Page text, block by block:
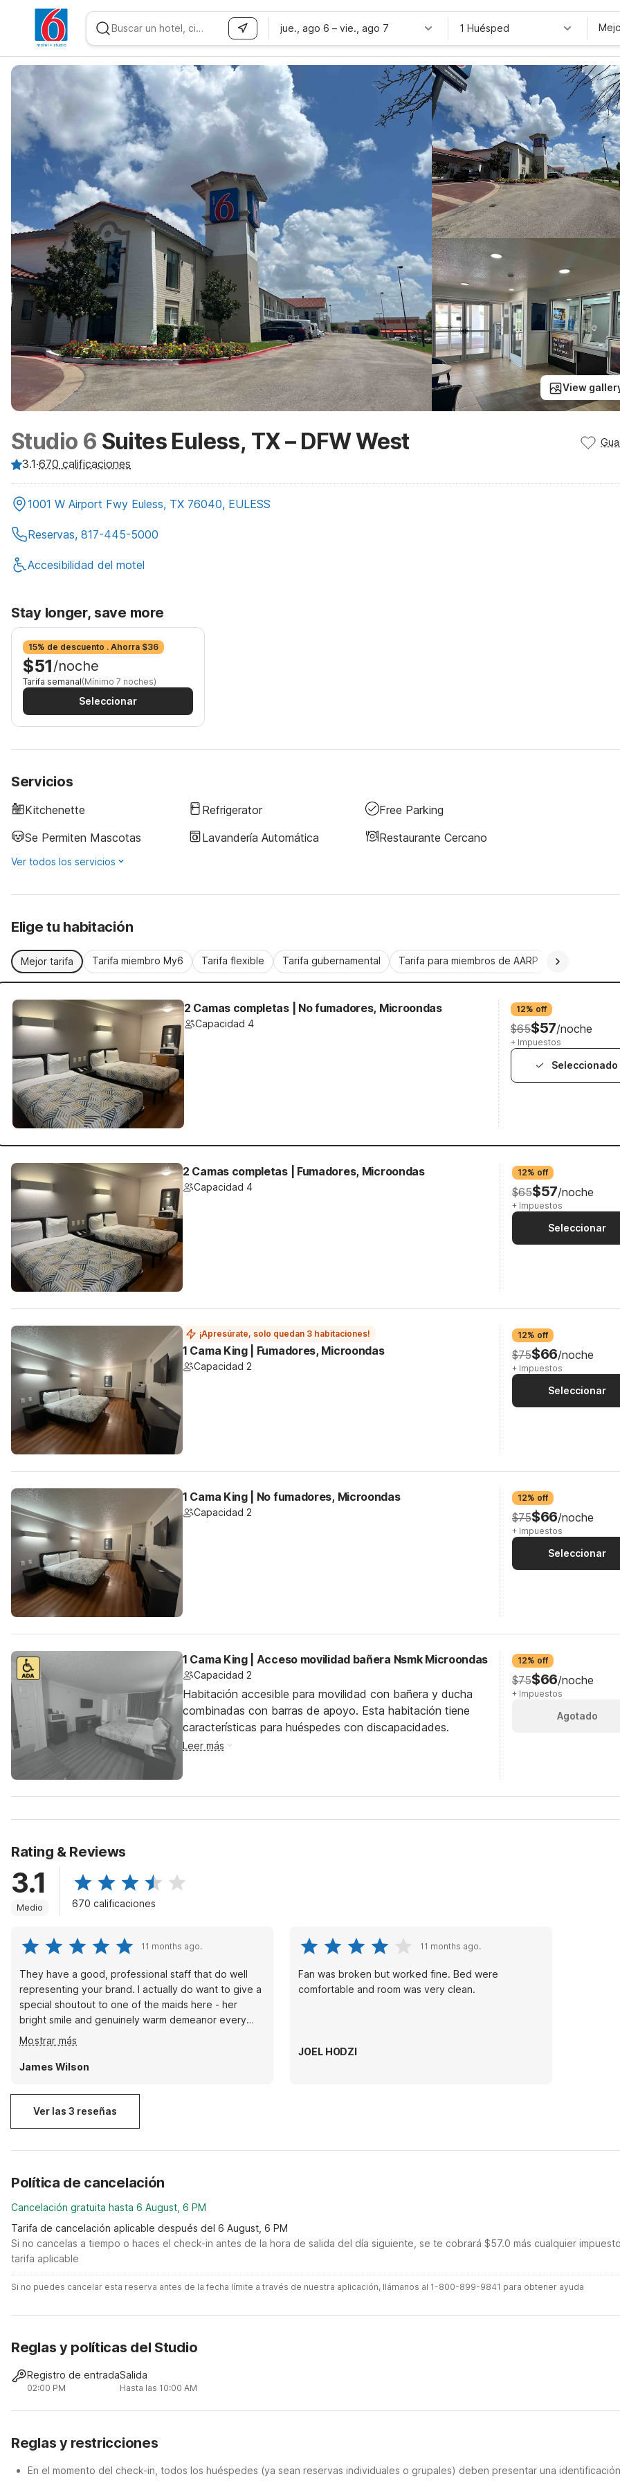
WIZARD MEMBER
jue., ago 6 – vie., ago 7 1 Huésped
View
Studio 6 Suites Euless, TX – DFW West
3.1·670 calificaciones
1001 W Airport Fwy Euless, TX 76040, EULESS
Reservas, 817-445-5000
Accesibilidad del motel
Stay longer, save more
15% de descuento . Ahorra $36
$51/noche
Tarifa semanal(Mínimo 7 noches)
Seleccionar
Servicios
Kitchenette Refrigerator
Free Parking
Se Permiten Mascotas
Lavandería Automática Restaurante Cercano
Ver todos los servicios
Elige tu habitación
Mejor tarifa Tarifa miembro My6 Tarifa flexible Tarifa gubernamental Tarifa para miembros de AARP
2 Camas completas | No fumadores, Microondas
Capacidad 4
12% off
$65$57/noche
+ Impuestos
Seleccionado
2 Camas completas | Fumadores, Microondas
Capacidad 4
12% off
$65$57/noche
+ Impuestos
Seleccionar
¡Apresúrate, solo quedan 3 habitaciones!
1 Cama King | Fumadores, Microondas
Capacidad 2
12% off
$75$66/noche
+ Impuestos
Seleccionar
1 Cama King | No fumadores, Microondas
Capacidad 2
12% off
$75$66/noche
+ Impuestos
Seleccionar
1 Cama King | Acceso movilidad bañera Nsmk Microondas
Capacidad 2
Habitación accesible para movilidad con bañera y ducha
combinadas con barras de apoyo. Esta habitación tiene
características para huéspedes con discapacidades.
Leer más
12% off
$75$66/noche
+ Impuestos
Agotado
Rating & Reviews
3.1
Medio 670 calificaciones
11 months ago.
They have a good, professional staff that do well
representing your brand. I actually do want to give a
special shoutout to one of the maids here - her
bright smile and genuinely warm demeanor every
single day was sincerely a treat.
Mostrar más
James Wilson
11 months ago.
Fan was broken but worked fine. Bed were
comfortable and room was very clean.
JOEL HODZI
Ver las 3 reseñas
Política de cancelación
Cancelación gratuita hasta 6 August, 6 PM
Tarifa de cancelación aplicable después del 6 August, 6 PM
Si no cancelas a tiempo o haces el check-in antes de la hora de salida del día siguiente, se te cobrará $57.0 más cualquier
tarifa aplicable
Si no puedes cancelar esta reserva antes de la fecha límite a través de nuestra aplicación, llámanos al 1-800-899-9841 para obtener ayuda
Reglas y políticas del Studio
Registro de entrada
02:00 PM
Salida
Hasta las 10:00 AM
Reglas y restricciones
En el momento del check-in, todos los huéspedes (ya sean reservas individuales o grupales) deben presentar una identificación